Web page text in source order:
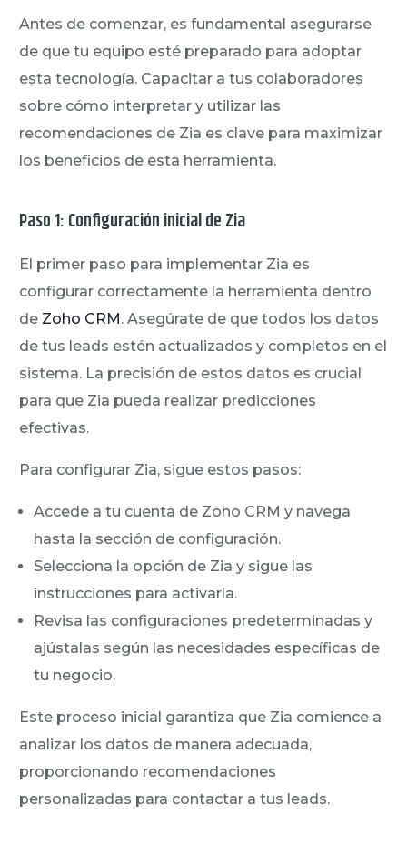
Antes de comenzar, es fundamental asegurarse
de que tu equipo esté preparado para adoptar
esta tecnología. Capacitar a tus colaboradores
sobre cómo interpretar y utilizar las
recomendaciones de Zia es clave para maximizar
los beneficios de esta herramienta.
Paso 1: Configuración inicial de Zia
El primer paso para implementar Zia es
configurar correctamente la herramienta dentro
de Zoho CRM. Asegúrate de que todos los datos
de tus leads estén actualizados y completos en el
sistema. La precisión de estos datos es crucial
para que Zia pueda realizar predicciones
efectivas.
Para configurar Zia, sigue estos pasos:
Accede a tu cuenta de Zoho CRM y navega
hasta la sección de configuración.
Selecciona la opción de Zia y sigue las
instrucciones para activarla.
Revisa las configuraciones predeterminadas y
ajústalas según las necesidades específicas de
tu negocio.
Este proceso inicial garantiza que Zia comience a
analizar los datos de manera adecuada,
proporcionando recomendaciones
personalizadas para contactar a tus leads.